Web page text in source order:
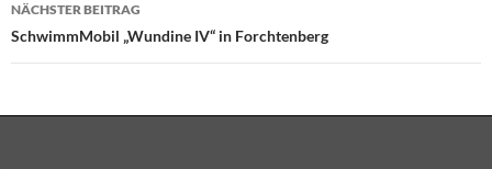
NÄCHSTER BEITRAG
SchwimmMobil „Wundine IV“ in Forchtenberg